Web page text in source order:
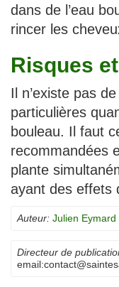
dans de l’eau
rincer les
Risques
Il n’existe pas
particulières
bouleau. Il faut
recommandées
plante
ayant des effets
Auteur: Julien Eymard
Directeur de
email: